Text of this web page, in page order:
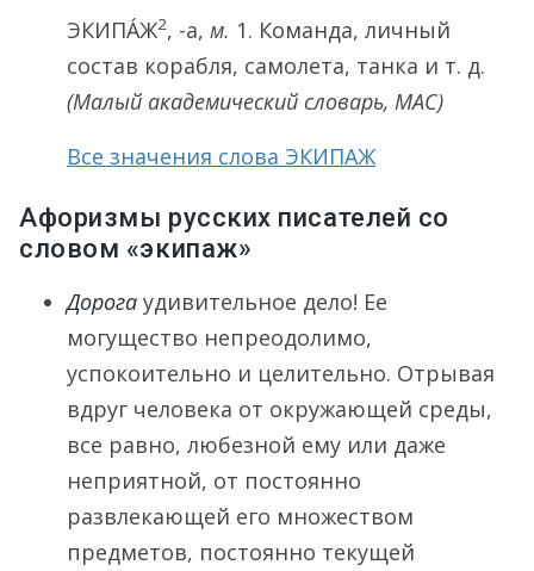
ЭКИПА́Ж2, -а, м. 1. Команда, личный
состав корабля, самолета, танка и т. д.
(Малый академический словарь, МАС)
Все значения слова ЭКИПАЖ
Афоризмы русских писателей со
словом «экипаж»
Дорога удивительное дело! Ее
могущество непреодолимо,
успокоительно и целительно. Отрывая
вдруг человека от окружающей среды,
все равно, любезной ему или даже
неприятной, от постоянно
развлекающей его множеством
предметов, постоянно текущей